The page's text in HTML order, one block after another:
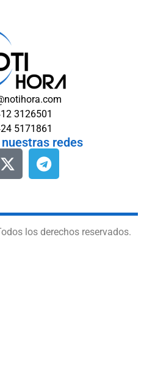
3126501
5171861
redes
los derechos reservados.